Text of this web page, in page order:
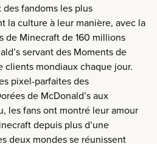
fandoms les plus
la culture à leur manière, avec la
de Minecraft de 160 millions
servant des Moments de
clients mondiaux chaque jour.
pixel-parfaites des
de McDonald’s aux
les fans ont montré leur amour
depuis plus d’une
deux mondes se réunissent